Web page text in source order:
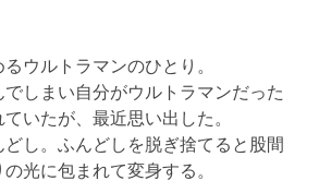
ウルトラマンのひとり。
しまい自分がウルトラマンだった
いたが、最近思い出した。
し。ふんどしを脱ぎ捨てると股間
光に包まれて変身する。